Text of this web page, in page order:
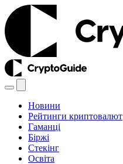
Новини
Рейтинги криптовалют
Гаманці
Біржі
Стекінг
Освіта